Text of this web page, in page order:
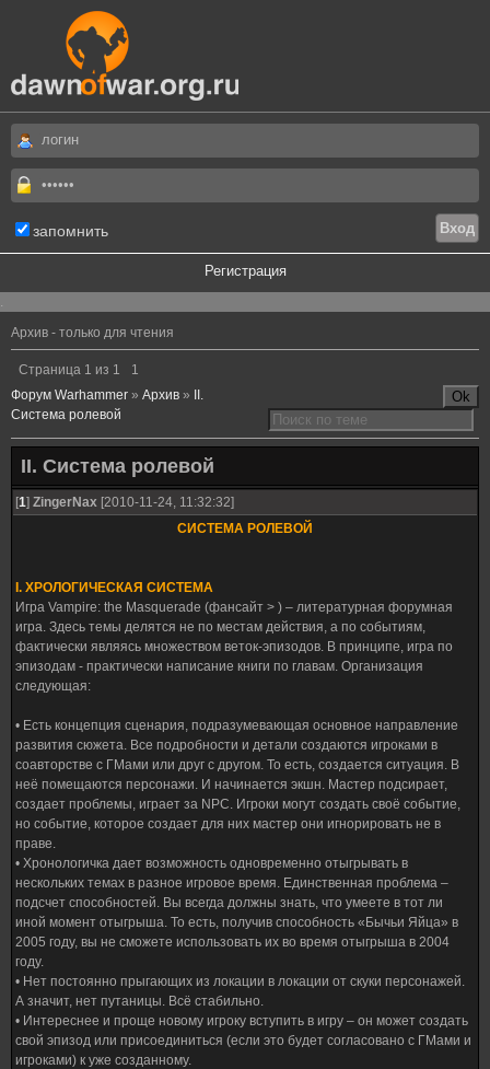
запомнить
Регистрация
.
Архив - только для чтения
Страница 1 из 1
1
Форум Warhammer » Архив »
II.
Система ролевой
II. Система ролевой
[1] ZingerNax [2010-11-24, 11:32:32]
СИСТЕМА РОЛЕВОЙ
I. ХРОЛОГИЧЕСКАЯ СИСТЕМА
Игра Vampire: the Masquerade (фансайт > ) – литературная форумная
игра. Здесь темы делятся не по местам действия, а по событиям,
фактически являясь множеством веток-эпизодов. В принципе, игра по
эпизодам - практически написание книги по главам. Организация
следующая:
• Есть концепция сценария, подразумевающая основное направление
развития сюжета. Все подробности и детали создаются игроками в
соавторстве с ГМами или друг с другом. То есть, создается ситуация. В
неё помещаются персонажи. И начинается экшн. Мастер подсирает,
создает проблемы, играет за NPC. Игроки могут создать своё событие,
но событие, которое создает для них мастер они игнорировать не в
праве.
• Хронологичка дает возможность одновременно отыгрывать в
нескольких темах в разное игровое время. Единственная проблема –
подсчет способностей. Вы всегда должны знать, что умеете в тот ли
иной момент отыгрыша. То есть, получив способность «Бычьи Яйца» в
2005 году, вы не сможете использовать их во время отыгрыша в 2004
году.
• Нет постоянно прыгающих из локации в локации от скуки персонажей.
А значит, нет путаницы. Всё стабильно.
• Интереснее и проще новому игроку вступить в игру – он может создать
свой эпизод или присоединиться (если это будет согласовано с ГМами и
игроками) к уже созданному.